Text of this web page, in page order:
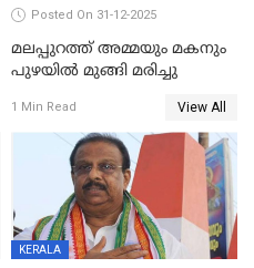
Posted On 31-12-2025
മലപ്പുറത്ത് അമ്മയും മകനും
പുഴയിൽ മുങ്ങി മരിച്ചു
1 Min Read View All
KERALA